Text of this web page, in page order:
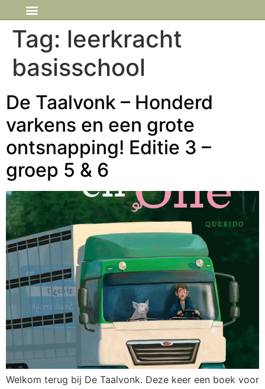
Tag: leerkracht
basisschool
De Taalvonk – Honderd
varkens en een grote
ontsnapping! Editie 3 –
groep 5 & 6
Welkom terug bij De Taalvonk. Deze keer een boek voor